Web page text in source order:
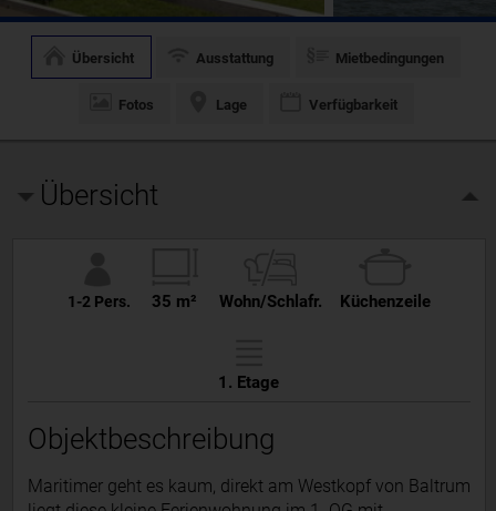
Übersicht Ausstattung Mietbedingungen
Fotos Lage Verfügbarkeit
Übersicht
1-2 Pers. 35 m² Wohn/Schlafr. Küchenzeile
1. Etage
Objektbeschreibung
Maritimer geht es kaum, direkt am Westkopf von Baltrum